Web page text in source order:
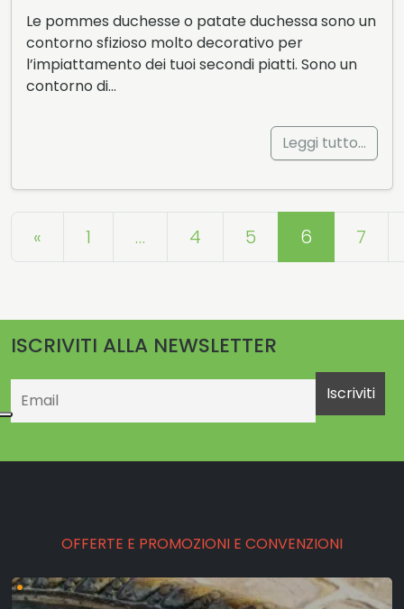
Le pommes duchesse o patate duchessa sono un
contorno sfizioso molto decorativo per
l’impiattamento dei tuoi secondi piatti. Sono un
contorno di…
Leggi tutto…
Navigazione articoli
« 1 … 4 5 6 7
ISCRIVITI ALLA NEWSLETTER
OFFERTE E PROMOZIONI E CONVENZIONI
•